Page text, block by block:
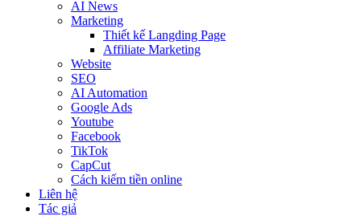
AI News
Marketing
Thiết kế Langding Page
Affiliate Marketing
Website
SEO
AI Automation
Google Ads
Youtube
Facebook
TikTok
CapCut
Cách kiếm tiền online
Liên hệ
Tác giả